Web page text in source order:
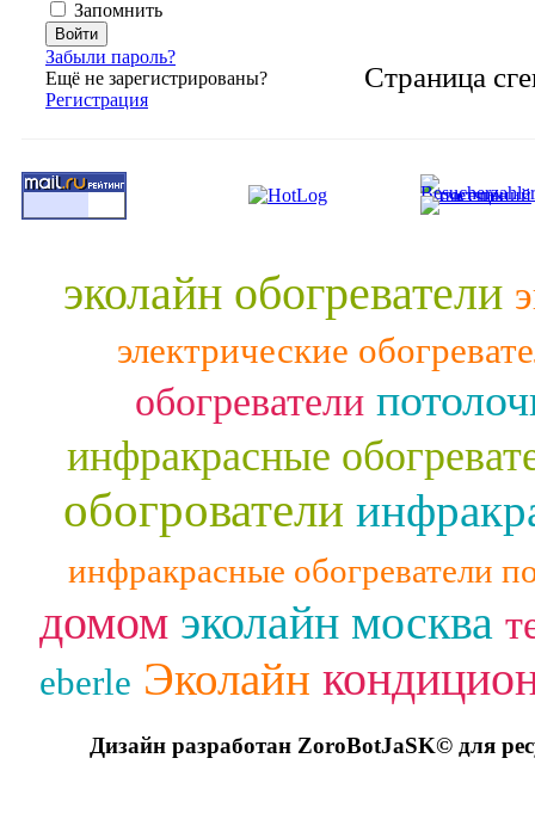
Запомнить
Забыли пароль?
Ещё не зарегистрированы?
Регистрация
Страница
эколайн обогреватели
электрические
обогреватели
инфракрасные
обогрователи
инфракрасные обогреватели
домом эколайн москва
eberle Эколайн
Дизайн разработан ZoroBotJaSK© для